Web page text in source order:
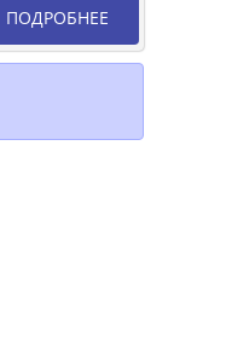
ПОДРОБНЕЕ